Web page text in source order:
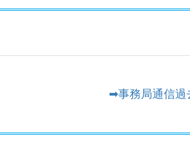
➡事務局通信過